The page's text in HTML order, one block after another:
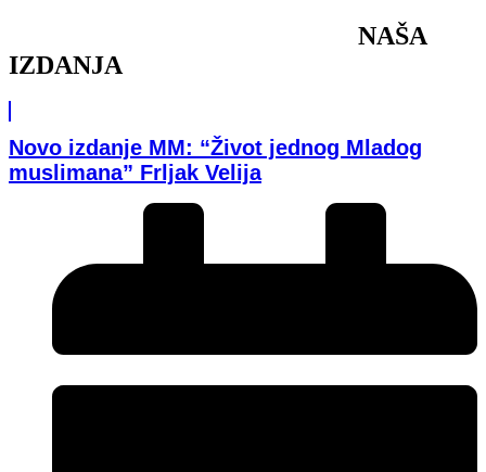
NAŠA
IZDANJA
Novo izdanje MM: “Život jednog Mladog
muslimana” Frljak Velija